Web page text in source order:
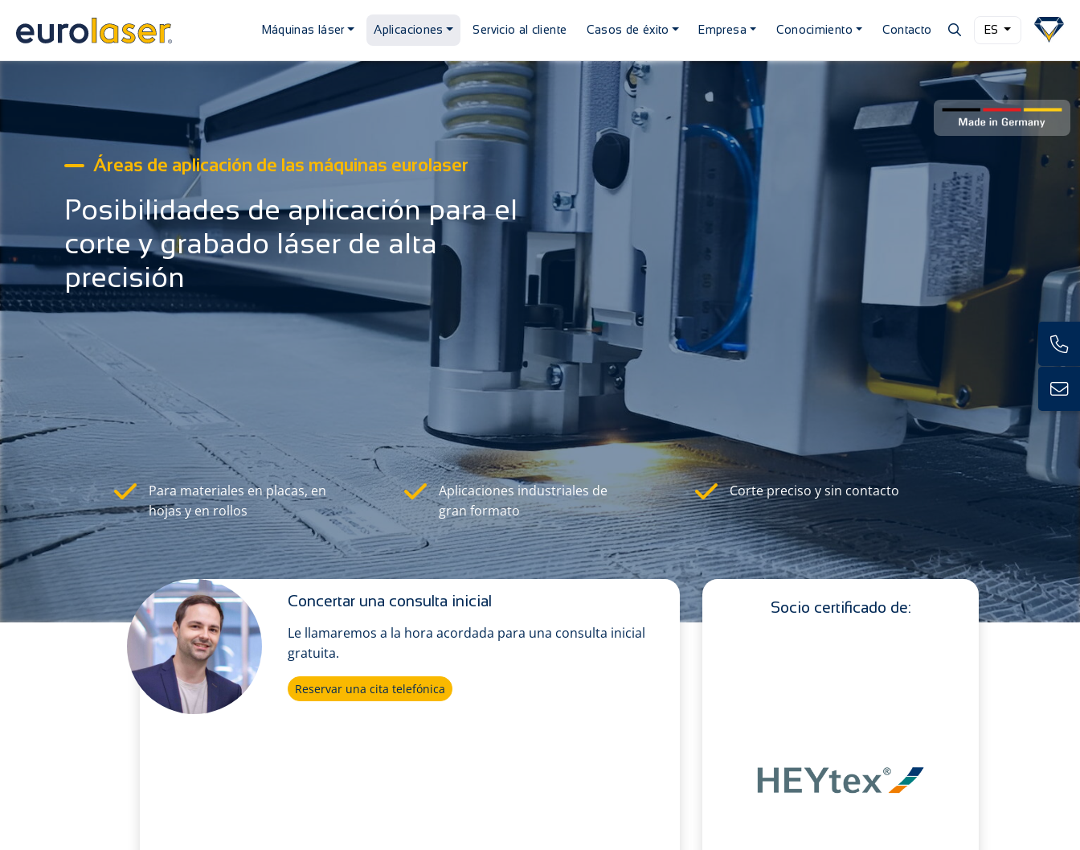
Máquinas láser Aplicaciones Servicio al cliente Casos de éxito Empresa Conocimiento Contacto ES
Áreas de aplicación de las máquinas eurolaser
Posibilidades de aplicación para el
corte y grabado láser de alta
precisión
Para materiales en placas, en
hojas y en rollos
Aplicaciones industriales de
gran formato
Corte preciso y sin contacto
Concertar una consulta inicial
Le llamaremos a la hora acordada para una consulta inicial
gratuita.
Reservar una cita telefónica
Socio certificado de: